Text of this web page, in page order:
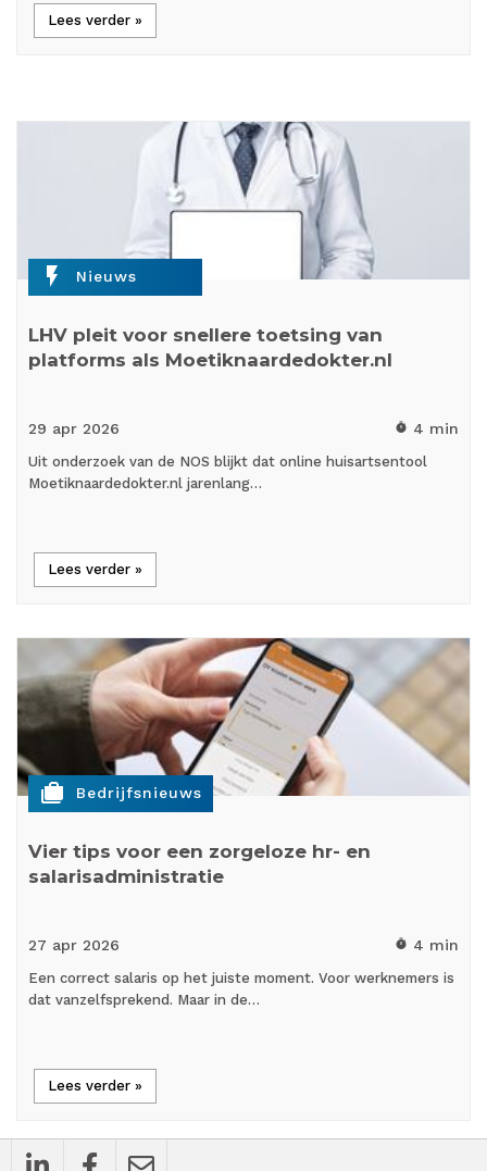
Lees verder »
flash_on Nieuws
LHV pleit voor snellere toetsing van
platforms als Moetiknaardedokter.nl
29 apr 2026 timer 4 min
Uit onderzoek van de NOS blijkt dat online huisartsentool
Moetiknaardedokter.nl jarenlang…
Lees verder »
cases Bedrijfsnieuws
Vier tips voor een zorgeloze hr- en
salarisadministratie
27 apr 2026 timer 4 min
Een correct salaris op het juiste moment. Voor werknemers is
dat vanzelfsprekend. Maar in de…
Lees verder »